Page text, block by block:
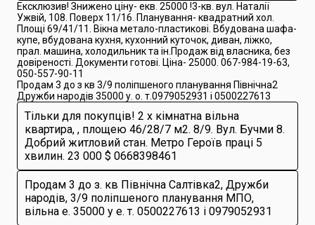
Ексклюзив! Знижено ціну- екв. 25000 !3-кв. вул. Наталії
Ужвій, 108. Поверх 11/16. Планування- квадратний хол.
Площі 69/41/11. Вікна метало-пластикові. Вбудована шафа-
купе, вбудована кухня, кухонний куточок, диван, ліжко,
прал. машина, холодильник та ін.Продаж від власника, без
довіреності. Документи готові. Ціна- 25000. 067-984-19-63,
050-557-90-11
Продам 3 до з кв 3/9 поліпшеного планування Північна2
Дружби народів 35000 у. о. т.0979052931 і 0500227613
Тільки для покупців! 2 х кімнатна вільна
квартира, , площею 46/28/7 м2. 8/9. Вул. Бучми 8.
Добрий житловий стан. Метро Героїв праці 5
хвилин. 23 000 $ 0668398461
Продам 3 до з. кв Північна Салтівка2, Дружби
народів, 3/9 поліпшеного планування МПО,
вільна е. 35000 у е. т. 0500227613 і 0979052931